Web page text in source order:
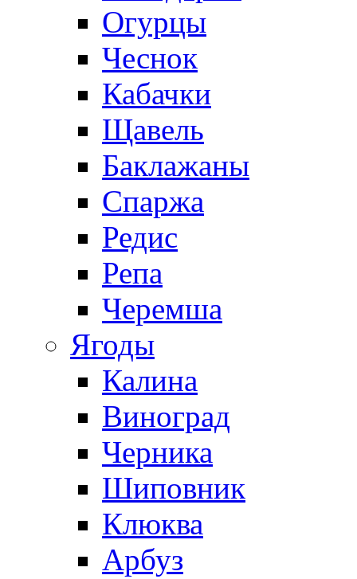
Огурцы
Чеснок
Кабачки
Щавель
Баклажаны
Спаржа
Редис
Репа
Черемша
Ягоды
Калина
Виноград
Черника
Шиповник
Клюква
Арбуз